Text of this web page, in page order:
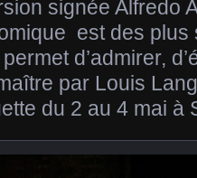
signée Alfredo
est des
d’admirer,
par Louis
du 2 au 4 mai à